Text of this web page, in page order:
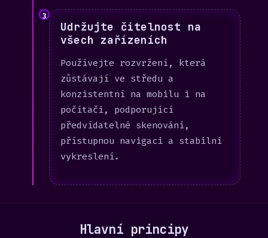
3
Udržujte čitelnost na
všech zařízeních
Používejte rozvržení, která
zůstávají ve středu a
konzistentní na mobilu i na
počítači, podporující
předvídatelné skenování,
přístupnou navigaci a stabilní
vykreslení.
Hlavní principy